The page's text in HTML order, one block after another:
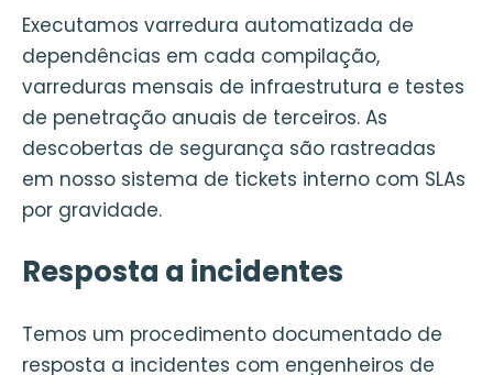
Executamos varredura automatizada de
dependências em cada compilação,
varreduras mensais de infraestrutura e testes
de penetração anuais de terceiros. As
descobertas de segurança são rastreadas
em nosso sistema de tickets interno com SLAs
por gravidade.
Resposta a incidentes
Temos um procedimento documentado de
resposta a incidentes com engenheiros de